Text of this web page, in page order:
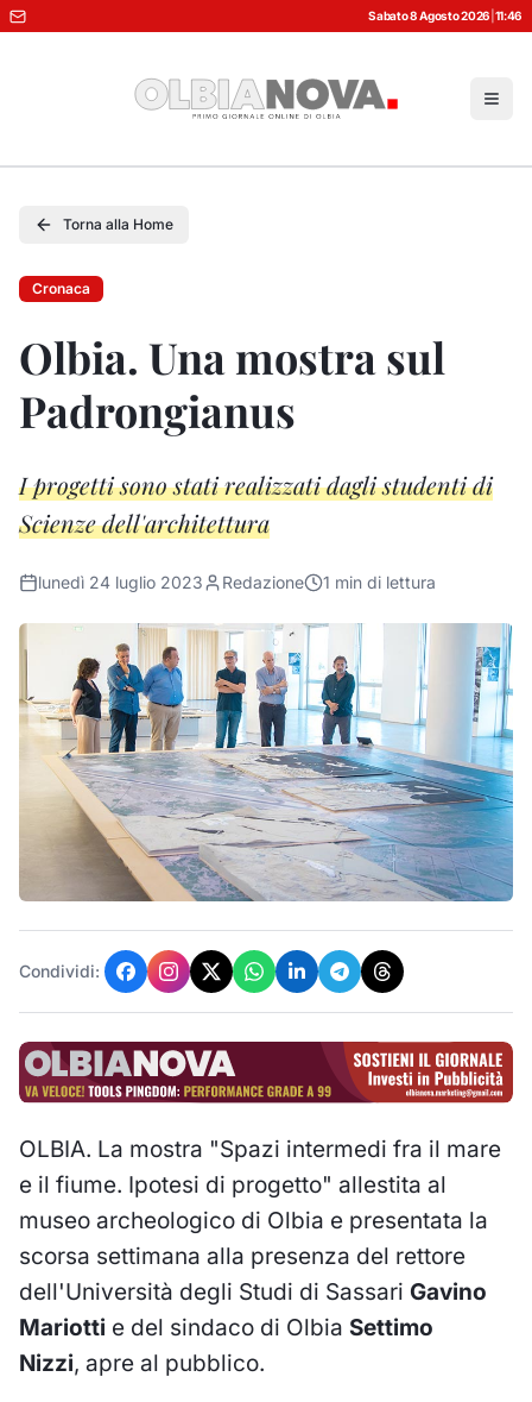
Sabato 8 Agosto 2026 11:46
Torna alla Home
Cronaca
Olbia. Una mostra sul
Padrongianus
I progetti sono stati realizzati dagli studenti di
Scienze dell'architettura
lunedì 24 luglio 2023 Redazione 1 min di lettura
Condividi:
OLBIA. La mostra "Spazi intermedi fra il mare
e il fiume. Ipotesi di progetto" allestita al
museo archeologico di Olbia e presentata la
scorsa settimana alla presenza del rettore
dell'Università degli Studi di Sassari Gavino
Mariotti e del sindaco di Olbia Settimo
Nizzi, apre al pubblico.